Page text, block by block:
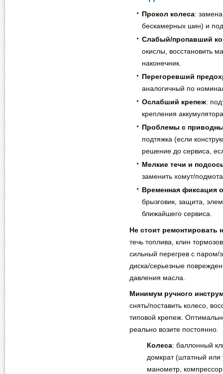
Прокол колеса:
бескамерных шин) и
Слабый/пропавший
окислы, восстановить
наконечник.
Перегоревший
аналогичный по
Ослабший крепеж:
крепления
Проблемы с
подтяжка (если
решение до сервиса,
Мелкие течи и
заменить хомут/
Временная фиксация
брызговик, защита,
ближайшего сервиса.
Не стоит ремонтировать
течь топлива, клин
сильный перегрев с паром/
диска/серьезные
давления масла.
Минимум ручного
снять/поставить колесо,
типовой крепеж.
реально возите постоянно.
Колеса: баллонный
домкрат (штатный или
манометр,